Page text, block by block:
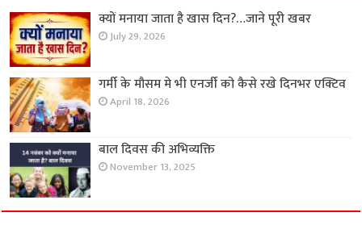
क्यों मनाया जाता है खास दिन?…जाने पूरी खबर
July 29, 2026
गर्मी के मौसम मे भी एनर्जी को कैसे रखे दिनभर एक्टिव
April 18, 2026
बाल दिवस की अभिव्यक्ति
November 13, 2025